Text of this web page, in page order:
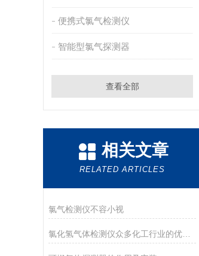
便携式氯气检测仪
智能型氯气探测器
查看全部
相关文章
RELATED ARTICLES
氯气检测仪不容小视
氯化氢气体检测仪众多化工行业的优先选择